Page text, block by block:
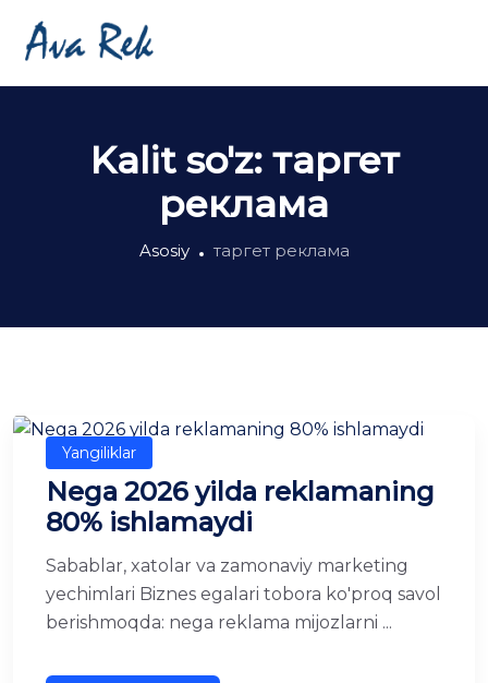
Kalit so'z: таргет
реклама
Asosiy таргет реклама
Yangiliklar
Nega 2026 yilda reklamaning
80% ishlamaydi
Sabablar, xatolar va zamonaviy marketing
yechimlari Biznes egalari tobora ko'proq savol
berishmoqda: nega reklama mijozlarni ...